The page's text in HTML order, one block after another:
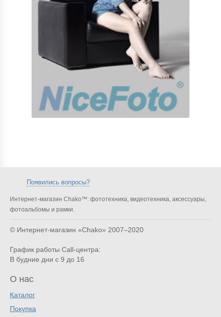
Появились вопросы?
Интернет-магазин Chako™: фототехника, видеотехника, аксессуары,
фотоальбомы и рамки.
© Интернет-магазин «Chako» 2007–2020
График работы Call-центра:
В будние дни с 9 до 16
О нас
Каталог
Покупка